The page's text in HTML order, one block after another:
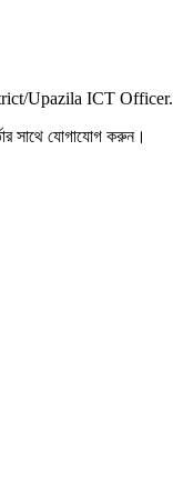
Upazila ICT Officer.
সাথে যোগাযোগ করুন।